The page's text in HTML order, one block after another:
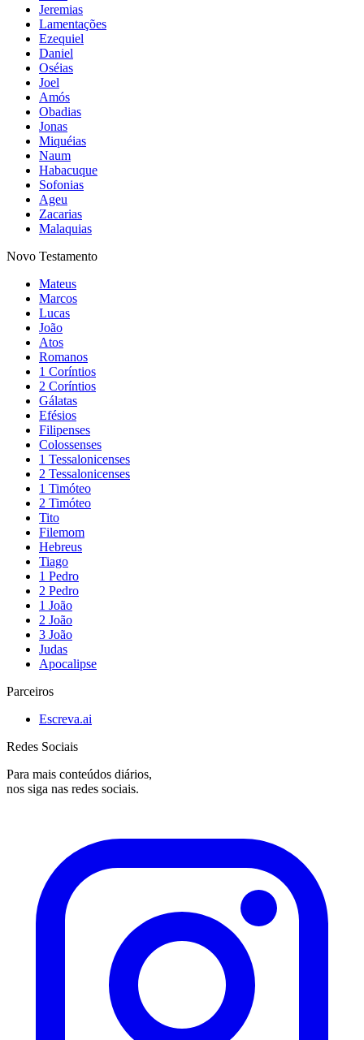
Jeremias
Lamentações
Ezequiel
Daniel
Oséias
Joel
Amós
Obadias
Jonas
Miquéias
Naum
Habacuque
Sofonias
Ageu
Zacarias
Malaquias
Novo Testamento
Mateus
Marcos
Lucas
João
Atos
Romanos
1 Coríntios
2 Coríntios
Gálatas
Efésios
Filipenses
Colossenses
1 Tessalonicenses
2 Tessalonicenses
1 Timóteo
2 Timóteo
Tito
Filemom
Hebreus
Tiago
1 Pedro
2 Pedro
1 João
2 João
3 João
Judas
Apocalipse
Parceiros
Escreva.ai
Redes Sociais
Para mais conteúdos diários,
nos siga nas redes sociais.